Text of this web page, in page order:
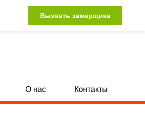
Вызвать замерщика
О нас Контакты